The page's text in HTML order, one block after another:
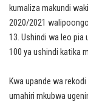
kumaliza makundi
2020/2021
13. Ushindi wa leo pia
100 ya ushindi katika
Kwa upande wa
umahiri mkubwa